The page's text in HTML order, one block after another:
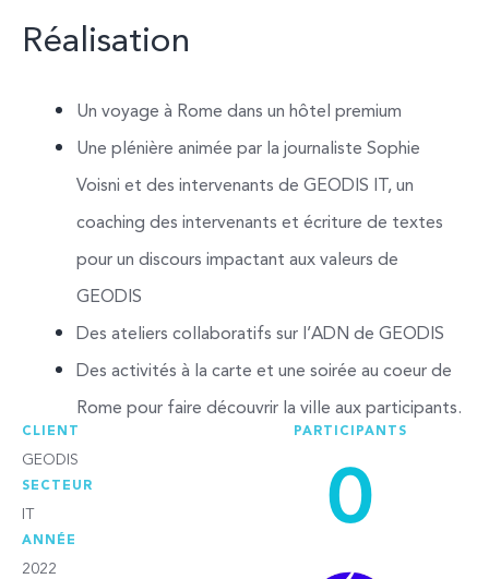
Réalisation
Un voyage à Rome dans un hôtel premium
Voisni et des intervenants de GEODIS IT , un
coaching des intervenants et écriture de textes
pour un discours impactant aux valeurs de
GEODIS
Des ateliers collaboratifs sur l’ADN de GEODIS
Des activités à la carte et une soirée au coeur de
Rome pour faire découvrir la ville aux participants.
CLIENT
GEODIS
SECTEUR
ANNÉE
2022
PARTICIPANTS
0